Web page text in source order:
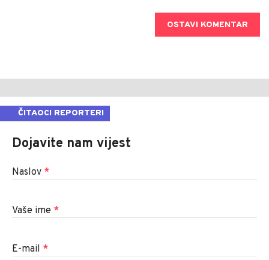
OSTAVI KOMENTAR
ČITAOCI REPORTERI
Dojavite nam vijest
Naslov *
Vaše ime *
E-mail *